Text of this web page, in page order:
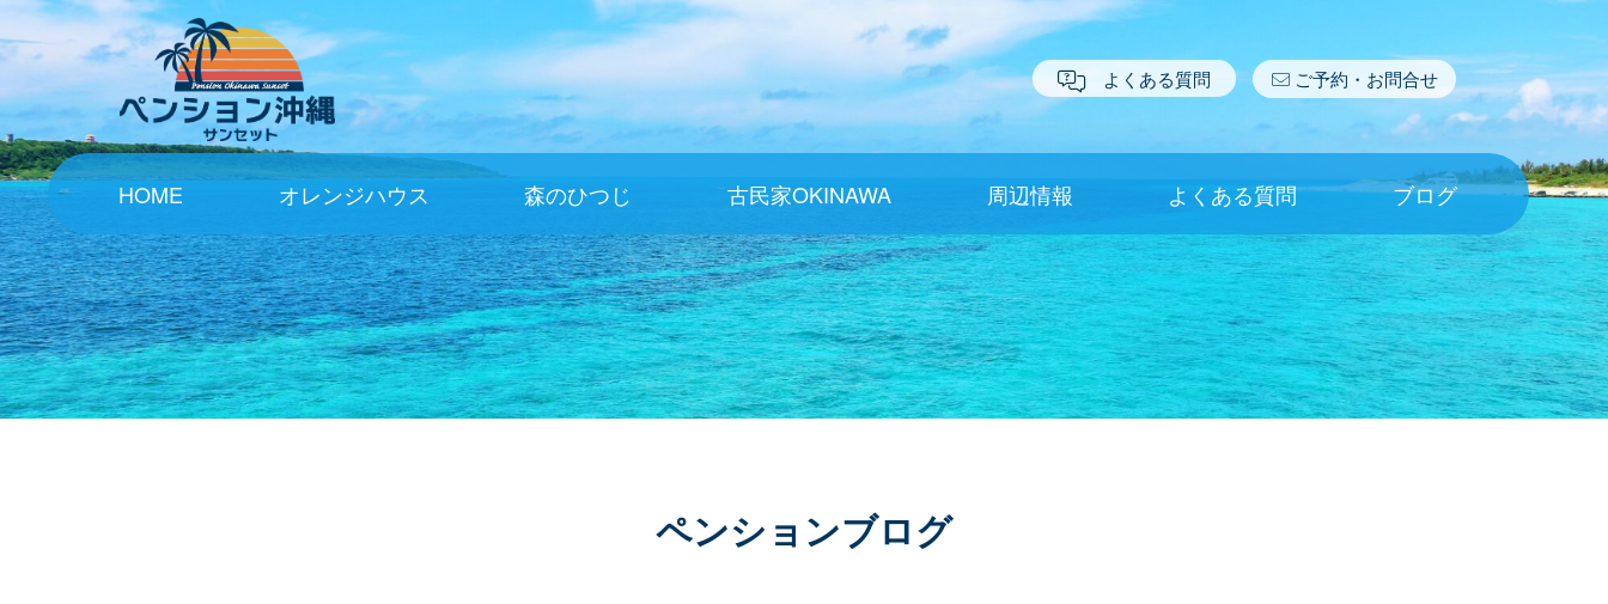
よくある質問 ご予約・お問合せ
HOME オレンジハウス 森のひつじ 古民家OKINAWA 周辺情報 よくある質問 ブログ
ペンションブログ